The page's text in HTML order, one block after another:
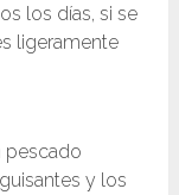
los días, si se
ligeramente
pescado
y los